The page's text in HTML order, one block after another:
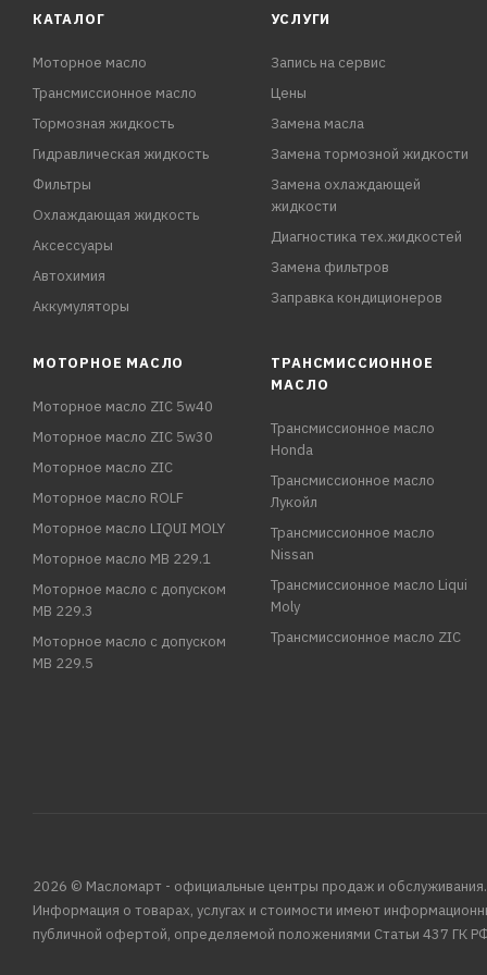
КАТАЛОГ
Моторное масло
Трансмиссионное масло
Тормозная жидкость
Гидравлическая жидкость
Фильтры
Охлаждающая жидкость
Аксессуары
Автохимия
Аккумуляторы
УСЛУГИ
Запись на сервис
Цены
Замена масла
Замена тормозной жидкости
Замена охлаждающей
жидкости
Диагностика тех.жидкостей
Замена фильтров
Заправка кондиционеров
МОТОРНОЕ МАСЛО
Моторное масло ZIC 5w40
Моторное масло ZIC 5w30
Моторное масло ZIC
Моторное масло ROLF
Моторное масло LIQUI MOLY
Моторное масло MB 229.1
Моторное масло с допуском
MB 229.3
Моторное масло с допуском
MB 229.5
ТРАНСМИССИОННОЕ
МАСЛО
Трансмиссионное масло
Honda
Трансмиссионное масло
Лукойл
Трансмиссионное масло
Nissan
Трансмиссионное масло Liqui
Moly
Трансмиссионное масло ZIC
2026 © Масломарт - официальные центры продаж и обслуживания.
Информация о товарах, услугах и стоимости имеют
публичной офертой, определяемой положениями Статьи 437 ГК